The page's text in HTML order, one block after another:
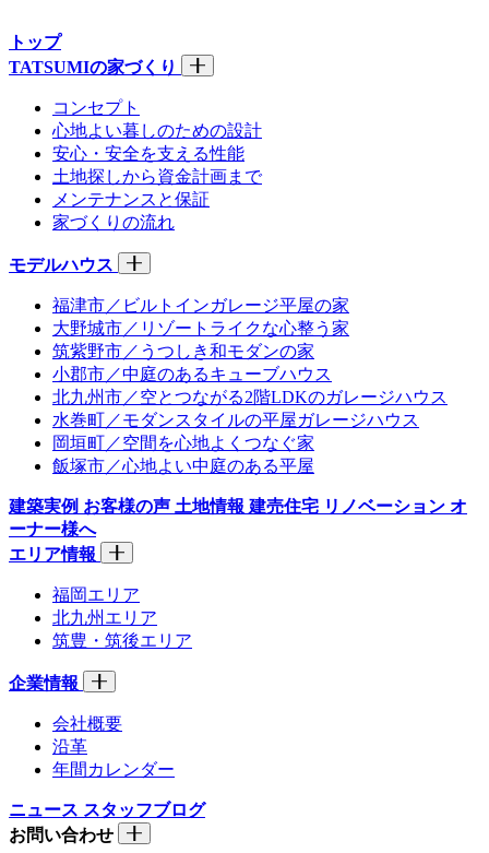
トップ
TATSUMIの家づくり
コンセプト
心地よい暮しのための設計
安心・安全を支える性能
土地探しから資金計画まで
メンテナンスと保証
家づくりの流れ
モデルハウス
福津市／ビルトインガレージ平屋の家
大野城市／リゾートライクな心整う家
筑紫野市／うつしき和モダンの家
小郡市／中庭のあるキューブハウス
北九州市／空とつながる2階LDKのガレージハウス
水巻町／モダンスタイルの平屋ガレージハウス
岡垣町／空間を心地よくつなぐ家
飯塚市／心地よい中庭のある平屋
建築実例 お客様の声 土地情報 建売住宅 リノベーション オ
ーナー様へ
エリア情報
福岡エリア
北九州エリア
筑豊・筑後エリア
企業情報
会社概要
沿革
年間カレンダー
ニュース スタッフブログ
お問い合わせ